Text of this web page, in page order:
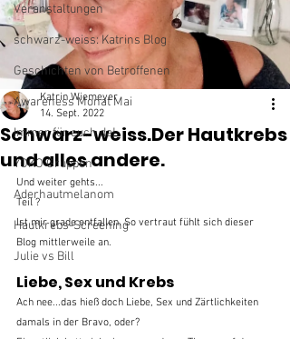
Veranstaltungen
schwarz-weiss: Katrins Blog
Geschichten von Betroffenen
Awareness Monat Mai
Immer für euch da!
YOKO Gruppen
Aderhautmelanom
Hautkrebs-Screening
Julie vs Bill
Schwarz-weiss.Der Hautkrebs
und alles andere.
Katrin Wiemeyer
14. Sept. 2022
Und weiter gehts...
Teil ?
Ist mir grade entfallen. So vertraut fühlt sich dieser
Blog mittlerweile an.
Liebe, Sex und Krebs
Ach nee...das hieß doch Liebe, Sex und Zärtlichkeiten
damals in der Bravo, oder?